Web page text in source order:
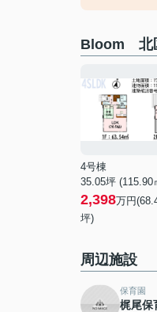
Bloom 北
4号棟
35.05坪 (115.90
2,398万円
坪)
周辺施設
保育園
梶尾保